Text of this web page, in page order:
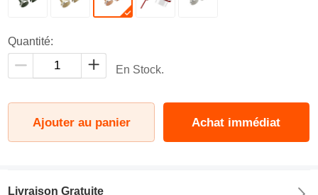
Quantité:
En Stock.
Ajouter au panier Achat immédiat
Livraison Gratuite